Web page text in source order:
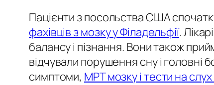
Пацієнти з посольства США
фахівців з мозку у Філадельфії.
балансу і пізнання. Вони також
відчували порушення сну і головні
симптоми, МРТ мозку і тести на